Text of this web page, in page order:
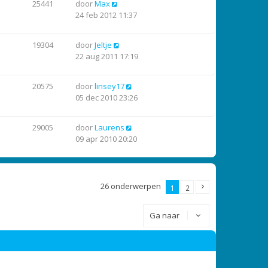
25441 doorMax
24 feb 2012 11:37
19304 doorJeltje
22 aug 2011 17:19
20575 doorlinsey17
05 dec 2010 23:26
29005 doorLaurens
09 apr 2010 20:20
26 onderwerpen 1 2
Ga naar